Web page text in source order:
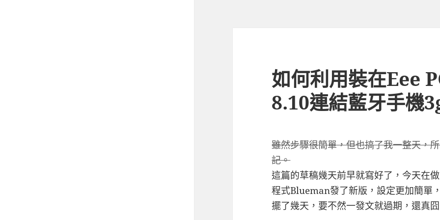
如何利用裝在Eee
8.10連結藍牙手機
雖然步驟很簡單，但也搞了我一整天，
記。
這篇的草稿幾天前早就寫好了，今天在
程式Blueman發了新版，設定更加簡單
擺了幾天，要不然一發文就過期，還真